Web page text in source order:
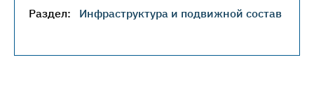
Раздел: Инфраструктура и подвижной состав